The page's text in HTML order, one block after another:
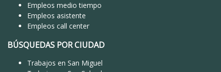
Empleos medio tiempo
Empleos asistente
Empleos call center
BÚSQUEDAS POR CIUDAD
Trabajos en San Miguel